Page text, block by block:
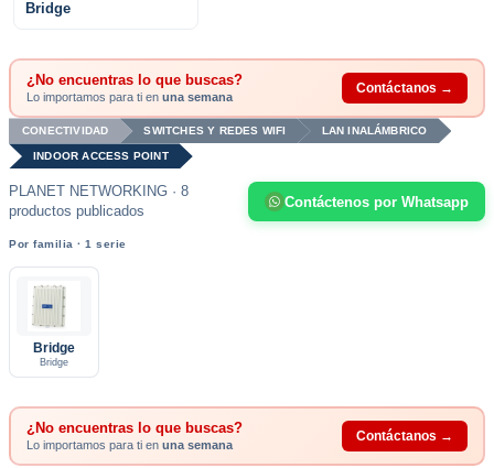
Bridge
¿No encuentras lo que buscas?
Lo importamos para ti en una semana
Contáctanos →
CONECTIVIDAD SWITCHES Y REDES WIFI LAN INALÁMBRICO
INDOOR ACCESS POINT
PLANET NETWORKING · 8
productos publicados
Contáctenos por Whatsapp
Por familia · 1 serie
Bridge
Bridge
¿No encuentras lo que buscas?
Lo importamos para ti en una semana
Contáctanos →